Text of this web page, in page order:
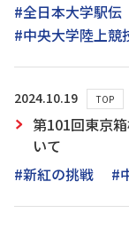
#全日本大学駅伝
#中央大学陸上競
2024.10.19 TOP
第101回東京
いて
#新紅の挑戦
#